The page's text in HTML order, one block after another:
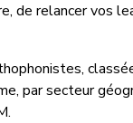
de relancer vos
par secteur